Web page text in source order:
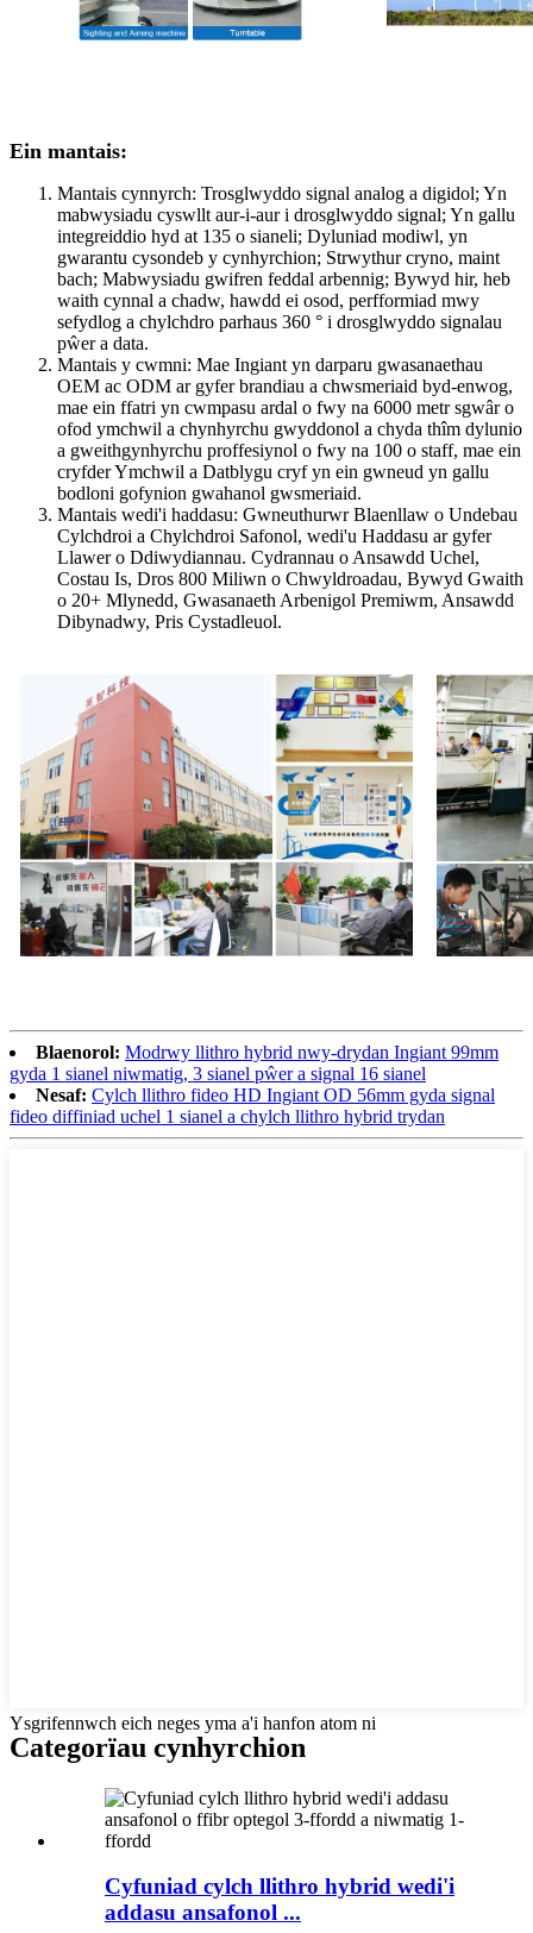
Ein mantais:
Mantais cynnyrch: Trosglwyddo signal analog a digidol; Yn
mabwysiadu cyswllt aur-i-aur i drosglwyddo signal; Yn gallu
integreiddio hyd at 135 o sianeli; Dyluniad modiwl, yn
gwarantu cysondeb y cynhyrchion; Strwythur cryno, maint
bach; Mabwysiadu gwifren feddal arbennig; Bywyd hir, heb
waith cynnal a chadw, hawdd ei osod, perfformiad mwy
sefydlog a chylchdro parhaus 360 ° i drosglwyddo signalau
pŵer a data.
Mantais y cwmni: Mae Ingiant yn darparu gwasanaethau
OEM ac ODM ar gyfer brandiau a chwsmeriaid byd-enwog,
mae ein ffatri yn cwmpasu ardal o fwy na 6000 metr sgwâr o
ofod ymchwil a chynhyrchu gwyddonol a chyda thîm dylunio
a gweithgynhyrchu proffesiynol o fwy na 100 o staff, mae ein
cryfder Ymchwil a Datblygu cryf yn ein gwneud yn gallu
bodloni gofynion gwahanol gwsmeriaid.
Mantais wedi'i haddasu: Gwneuthurwr Blaenllaw o Undebau
Cylchdroi a Chylchdroi Safonol, wedi'u Haddasu ar gyfer
Llawer o Ddiwydiannau. Cydrannau o Ansawdd Uchel,
Costau Is, Dros 800 Miliwn o Chwyldroadau, Bywyd Gwaith
o 20+ Mlynedd, Gwasanaeth Arbenigol Premiwm, Ansawdd
Dibynadwy, Pris Cystadleuol.
Blaenorol: Modrwy llithro hybrid nwy-drydan Ingiant 99mm
gyda 1 sianel niwmatig, 3 sianel pŵer a signal 16 sianel
Nesaf: Cylch llithro fideo HD Ingiant OD 56mm gyda signal
fideo diffiniad uchel 1 sianel a chylch llithro hybrid trydan
Ysgrifennwch eich neges yma a'i hanfon atom ni
Categorïau cynhyrchion
Cyfuniad cylch llithro hybrid wedi'i
addasu ansafonol ...